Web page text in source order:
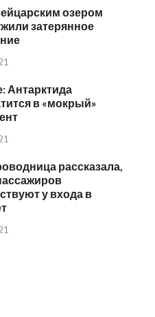
озером
затерянное
Антарктида
в «мокрый»
рассказала,
у входа в